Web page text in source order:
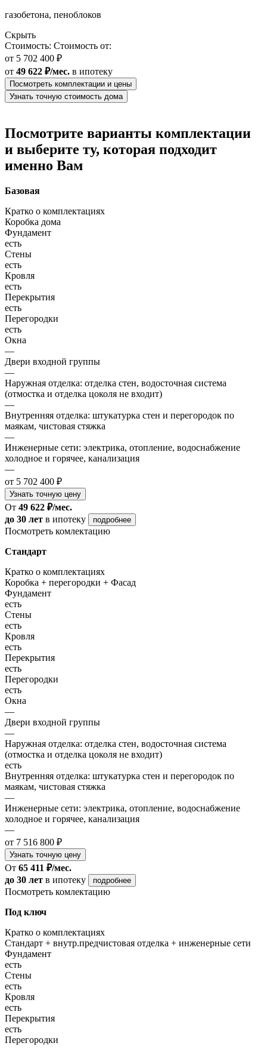
газобетона, пеноблоков
Скрыть
Стоимость: Стоимость от:
от 5 702 400 ₽
от 49 622 ₽/мес. в ипотеку
Посмотреть комплектации и цены
Узнать точную стоимость дома
Посмотрите варианты комплектации
и выберите ту, которая подходит
именно Вам
Базовая
Кратко о комплектациях
Коробка дома
Фундамент
есть
Стены
есть
Кровля
есть
Перекрытия
есть
Перегородки
есть
Окна
—
Двери входной группы
—
Наружная отделка: отделка стен, водосточная система
(отмостка и отделка цоколя не входит)
—
Внутренняя отделка: штукатурка стен и перегородок по
маякам, чистовая стяжка
—
Инженерные сети: электрика, отопление, водоснабжение
холодное и горячее, канализация
—
от 5 702 400 ₽
Узнать точную цену
От 49 622 ₽/мес.
до 30 лет в ипотеку подробнее
Посмотреть комлектацию
Стандарт
Кратко о комплектациях
Коробка + перегородки + Фасад
Фундамент
есть
Стены
есть
Кровля
есть
Перекрытия
есть
Перегородки
есть
Окна
—
Двери входной группы
—
Наружная отделка: отделка стен, водосточная система
(отмостка и отделка цоколя не входит)
есть
Внутренняя отделка: штукатурка стен и перегородок по
маякам, чистовая стяжка
—
Инженерные сети: электрика, отопление, водоснабжение
холодное и горячее, канализация
—
от 7 516 800 ₽
Узнать точную цену
От 65 411 ₽/мес.
до 30 лет в ипотеку подробнее
Посмотреть комлектацию
Под ключ
Кратко о комплектациях
Стандарт + внутр.предчистовая отделка + инженерные сети
Фундамент
есть
Стены
есть
Кровля
есть
Перекрытия
есть
Перегородки